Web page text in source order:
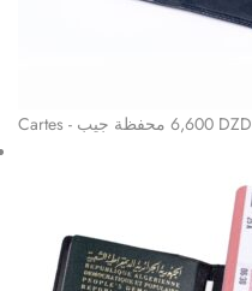
Cartes - محفظة جيب 6,600 DZD